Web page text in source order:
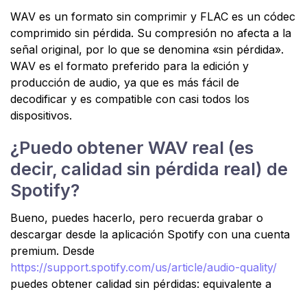
WAV es un formato sin comprimir y FLAC es un códec
comprimido sin pérdida. Su compresión no afecta a la
señal original, por lo que se denomina «sin pérdida».
WAV es el formato preferido para la edición y
producción de audio, ya que es más fácil de
decodificar y es compatible con casi todos los
dispositivos.
¿Puedo obtener WAV real (es
decir, calidad sin pérdida real) de
Spotify?
Bueno, puedes hacerlo, pero recuerda grabar o
descargar desde la aplicación Spotify con una cuenta
premium. Desde
https://support.spotify.com/us/article/audio-quality/
puedes obtener calidad sin pérdidas: equivalente a